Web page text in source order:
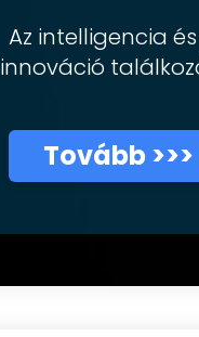
Az intelligencia
innováció
Tovább >>>